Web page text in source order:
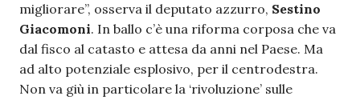
migliorare”, osserva il deputato azzurro, Sestino
Giacomoni. In ballo c’è una riforma corposa che va
dal fisco al catasto e attesa da anni nel Paese. Ma
ad alto potenziale esplosivo, per il centrodestra.
Non va giù in particolare la ‘rivoluzione’ sulle